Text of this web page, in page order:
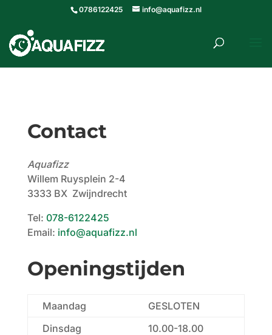
0786122425 info@aquafizz.nl
Contact
Aquafizz
Willem Ruysplein 2-4
3333 BX Zwijndrecht
Tel: 078-6122425
Email: info@aquafizz.nl
Openingstijden
Maandag
GESLOTEN
Dinsdag
10.00-18.00